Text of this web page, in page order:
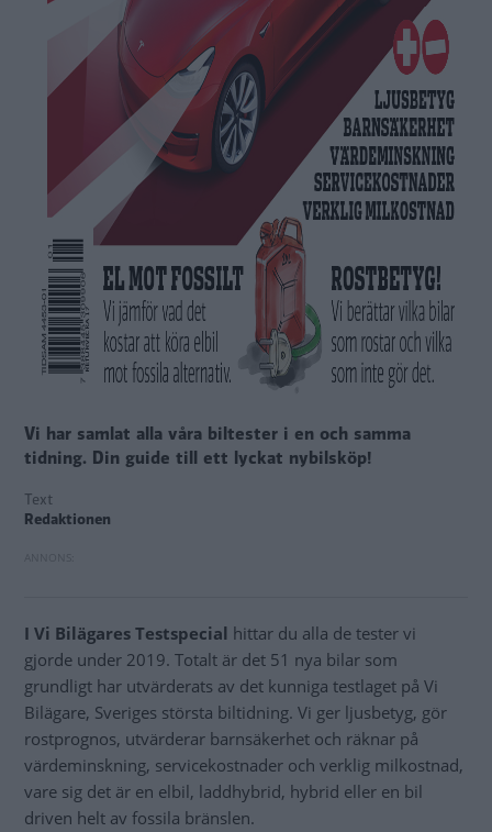
Vi har samlat alla våra biltester i en och samma
tidning. Din guide till ett lyckat nybilsköp!
Text
Redaktionen
I Vi Bilägares Testspecial hittar du alla de tester vi
gjorde under 2019. Totalt är det 51 nya bilar som
grundligt har utvärderats av det kunniga testlaget på Vi
Bilägare, Sveriges största biltidning. Vi ger ljusbetyg, gör
rostprognos, utvärderar barnsäkerhet och räknar på
värdeminskning, servicekostnader och verklig milkostnad,
vare sig det är en elbil, laddhybrid, hybrid eller en bil
driven helt av fossila bränslen.